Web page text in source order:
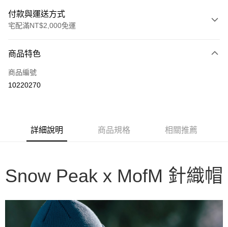
付款與運送方式
宅配滿NT$2,000免運
信用卡一次付款
信用卡分期付款
上海商業儲蓄銀行
台北富邦商業銀行
國泰世華商業銀行
聯邦商業銀行
遠東國際商業銀行
台新國際商業銀行
台灣樂天信用卡公司
合作金庫商業銀行
第一商業銀行
臺灣中小企業銀行
台中商業銀行
匯豐（台灣）商業銀行
華泰商業銀行
元大商業銀行
永豐商業銀行
玉山商業銀行
台新國際商業銀行
LINE Pay
【關於「AFTEE先享後付」】
AFTEE先享後付是「在收到商品之後才付款」的支付方式。 讓您購物簡單
運送方式
商品特色
商品編號
10220270
詳細說明 商品規格 相關推薦
Snow Peak x MofM 針織帽